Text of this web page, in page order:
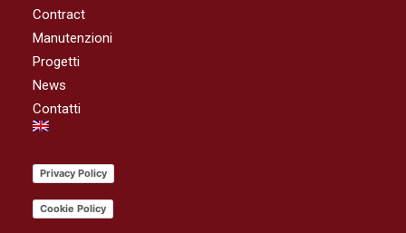
Contract
Manutenzioni
Progetti
News
Contatti
Privacy Policy
Cookie Policy